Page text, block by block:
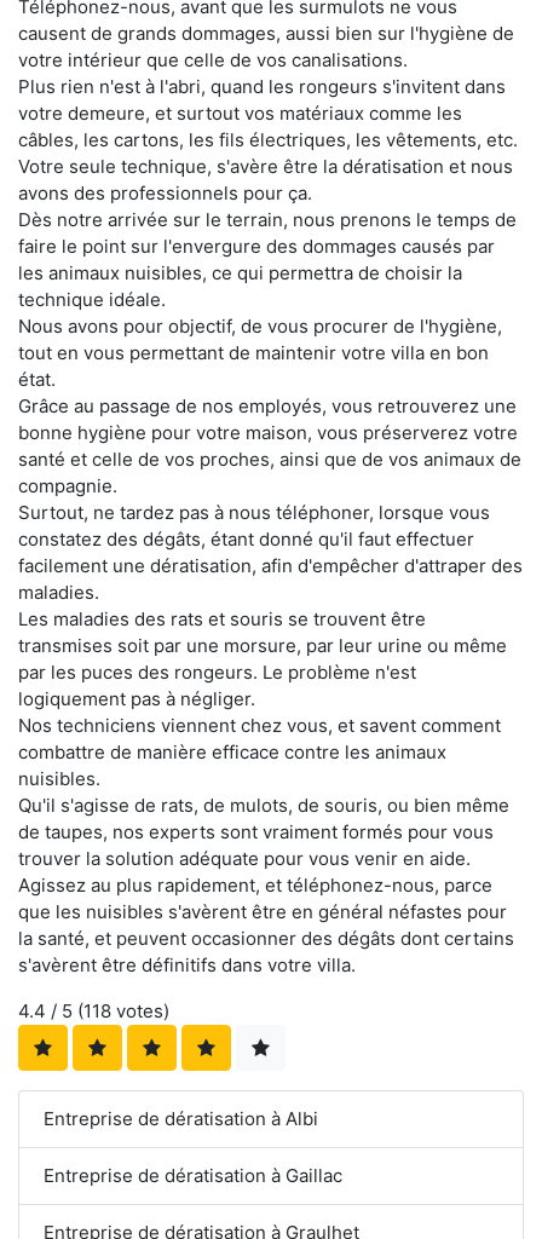
Téléphonez-nous, avant que les surmulots ne vous
causent de grands dommages, aussi bien sur l'hygiène de
votre intérieur que celle de vos canalisations.
Plus rien n'est à l'abri, quand les rongeurs s'invitent dans
votre demeure, et surtout vos matériaux comme les
câbles, les cartons, les fils électriques, les vêtements, etc.
Votre seule technique, s'avère être la dératisation et nous
avons des professionnels pour ça.
Dès notre arrivée sur le terrain, nous prenons le temps de
faire le point sur l'envergure des dommages causés par
les animaux nuisibles, ce qui permettra de choisir la
technique idéale.
Nous avons pour objectif, de vous procurer de l'hygiène,
tout en vous permettant de maintenir votre villa en bon
état.
Grâce au passage de nos employés, vous retrouverez une
bonne hygiène pour votre maison, vous préserverez votre
santé et celle de vos proches, ainsi que de vos animaux de
compagnie.
Surtout, ne tardez pas à nous téléphoner, lorsque vous
constatez des dégâts, étant donné qu'il faut effectuer
facilement une dératisation, afin d'empêcher d'attraper des
maladies.
Les maladies des rats et souris se trouvent être
transmises soit par une morsure, par leur urine ou même
par les puces des rongeurs. Le problème n'est
logiquement pas à négliger.
Nos techniciens viennent chez vous, et savent comment
combattre de manière efficace contre les animaux
nuisibles.
Qu'il s'agisse de rats, de mulots, de souris, ou bien même
de taupes, nos experts sont vraiment formés pour vous
trouver la solution adéquate pour vous venir en aide.
Agissez au plus rapidement, et téléphonez-nous, parce
que les nuisibles s'avèrent être en général néfastes pour
la santé, et peuvent occasionner des dégâts dont certains
s'avèrent être définitifs dans votre villa.
4.4 / 5 (118 votes)
Entreprise de dératisation à Albi
Entreprise de dératisation à Gaillac
Entreprise de dératisation à Graulhet